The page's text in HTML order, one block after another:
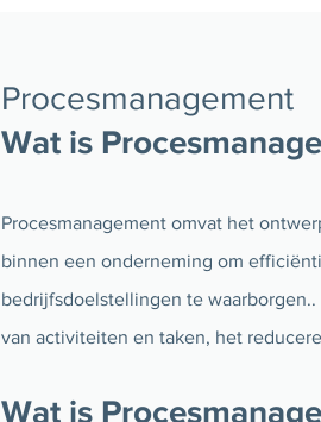
Procesmanagement
Wat is
Procesmanagement omvat het
binnen een onderneming om
bedrijfsdoelstellingen te
van activiteiten en taken, het
Wat is